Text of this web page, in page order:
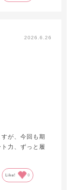
2026.6.26
が、今回も期
力、ずっと履
Like! 0